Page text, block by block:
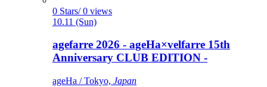
0 Stars/ 0 views
10.11 (Sun)
agefarre 2026 - ageHa×velfarre 15th
Anniversary CLUB EDITION -
ageHa / Tokyo, Japan